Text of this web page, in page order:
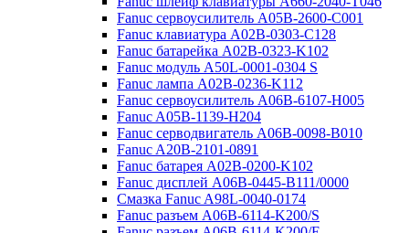
Fanuc сервоусилитель A05B-2600-C001
Fanuc клавиатура A02B-0303-C128
Fanuc батарейка A02B-0323-K102
Fanuc модуль A50L-0001-0304 S
Fanuc лампа A02B-0236-K112
Fanuc сервоусилитель A06B-6107-H005
Fanuc A05B-1139-H204
Fanuc серводвигатель A06B-0098-B010
Fanuc A20B-2101-0891
Fanuc батарея A02B-0200-K102
Fanuc дисплей А06В-0445-В111/0000
Cмазка Fanuc A98L-0040-0174
Fanuc разъем A06B-6114-K200/S